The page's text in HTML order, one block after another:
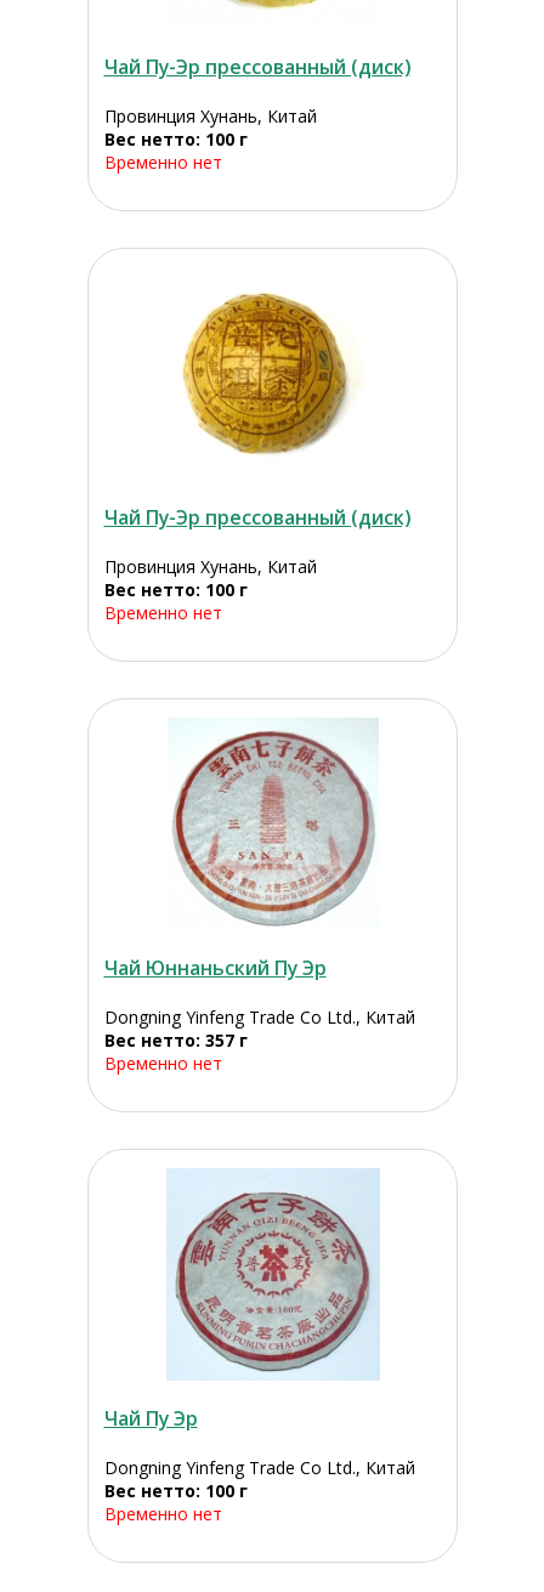
Чай Пу-Эр прессованный (диск)
Провинция Хунань, Китай
Вес нетто: 100 г
Временно нет
Чай Пу-Эр прессованный (диск)
Провинция Хунань, Китай
Вес нетто: 100 г
Временно нет
Чай Юннаньский Пу Эр
Dongning Yinfeng Trade Co Ltd., Китай
Вес нетто: 357 г
Временно нет
Чай Пу Эр
Dongning Yinfeng Trade Co Ltd., Китай
Вес нетто: 100 г
Временно нет